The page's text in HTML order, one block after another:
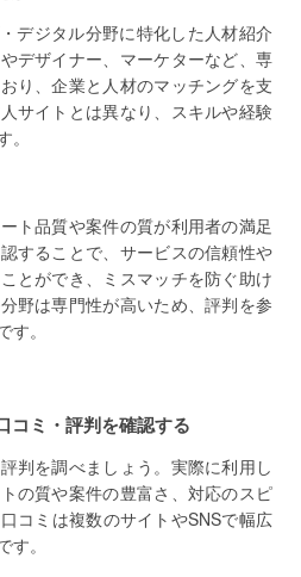
デジタル分野に特化した人材紹介
デザイナー、マーケターなど、専
り、企業と人材のマッチングを支
サイトとは異なり、スキルや経験
ト品質や案件の質が利用者の満足
することで、サービスの信頼性や
とができ、ミスマッチを防ぐ助け
野は専門性が高いため、評判を参
。
コミ・評判を確認する
判を調べましょう。実際に利用し
の質や案件の豊富さ、対応のスピ
コミは複数のサイトやSNSで幅広
。